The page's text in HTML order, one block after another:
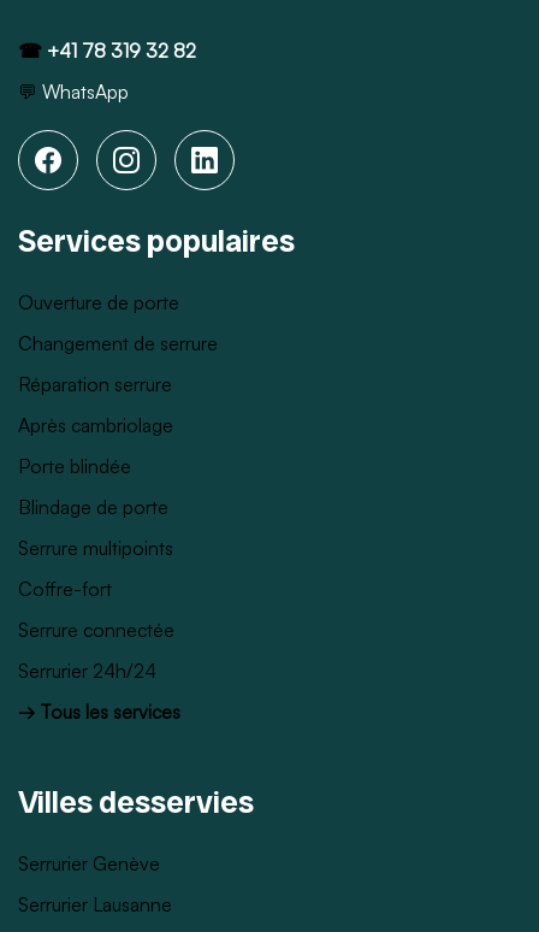
☎ +41 78 319 32 82
💬 WhatsApp
Services populaires
Ouverture de porte
Changement de serrure
Réparation serrure
Après cambriolage
Porte blindée
Blindage de porte
Serrure multipoints
Coffre-fort
Serrure connectée
Serrurier 24h/24
→ Tous les services
Villes desservies
Serrurier Genève
Serrurier Lausanne